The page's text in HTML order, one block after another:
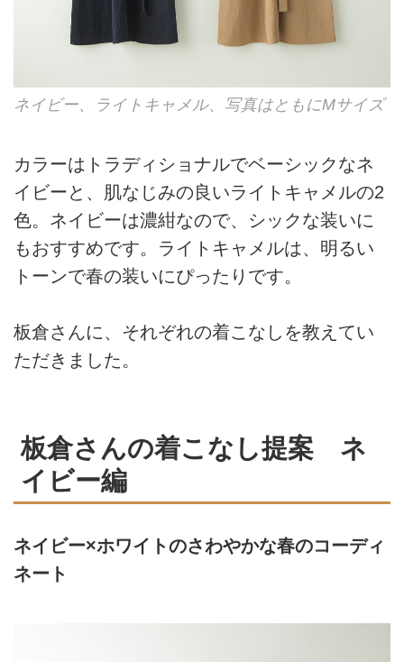
ネイビー、ライトキャメル、写真はともにMサイズ
カラーはトラディショナルでベーシックなネ
イビーと、肌なじみの良いライトキャメルの2
色。ネイビーは濃紺なので、シックな装いに
もおすすめです。ライトキャメルは、明るい
トーンで春の装いにぴったりです。
板倉さんに、それぞれの着こなしを教えてい
ただきました。
板倉さんの着こなし提案 ネ
イビー編
ネイビー×ホワイトのさわやかな春のコーディ
ネート